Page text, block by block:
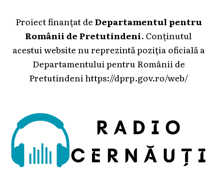
Proiect finanțat deDepartamentul pentru
Românii de Pretutindeni. Conținutul
acestui website nu reprezintă poziția oficială a
Departamentului pentru Românii de
Pretutindenihttps://dprp.gov.ro/web/